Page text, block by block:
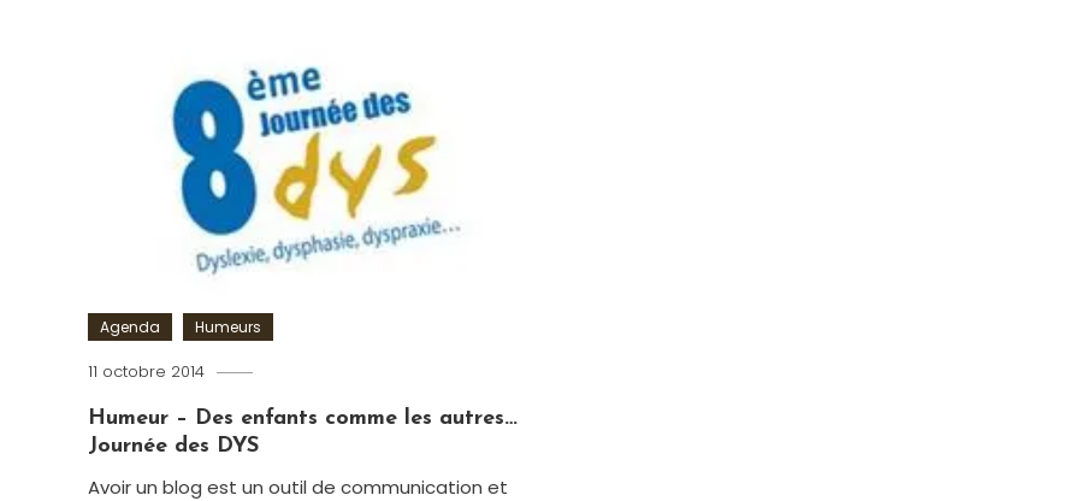
Agenda Humeurs
11 octobre 2014
Paris
Humeur – Des enfants comme les autres…
Journée des DYS
Avoir un blog est un outil de communication et